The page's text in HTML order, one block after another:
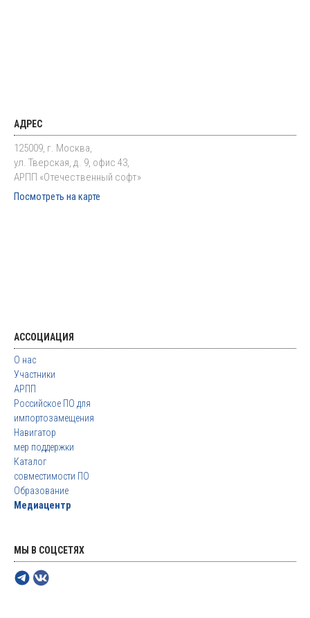
АДРЕС
125009, г. Москва,
ул. Тверская, д. 9, офис 43,
АРПП «Отечественный софт»
Посмотреть на карте
АССОЦИАЦИЯ
О нас
Участники
АРПП
Российское ПО для
импортозамещения
Навигатор
мер поддержки
Каталог
совместимости ПО
Образование
Медиацентр
МЫ В СОЦСЕТЯХ